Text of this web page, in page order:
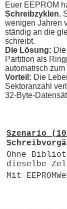
Euer EEPROM
Schreibzyklen.
wenigen Jahren
ständig an die
schreibt.
Die Lösung:
Partition als
automatisch
Vorteil: Die
Sektoranzahl
32-Byte-
Szenario
Ohne
dieselbe
Mit